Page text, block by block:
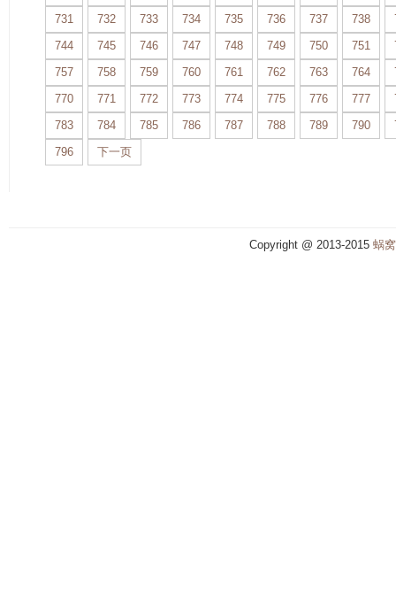
731
732 733 734 735 736 737 738
744
745 746 747 748 749 750 751
757
758 759 760 761 762 763 764
770
771 772 773 774 775 776 777
783
784 785 786 787 788 789 790
796
下一页
Copyright @ 2013-2015 蜗